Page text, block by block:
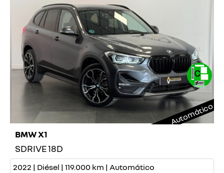
Automático
BMW X1
SDRIVE 18D
2022 | Diésel | 119.000 km | Automático